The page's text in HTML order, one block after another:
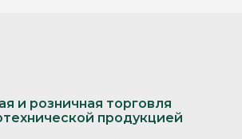
и розничная торговля
продукцией